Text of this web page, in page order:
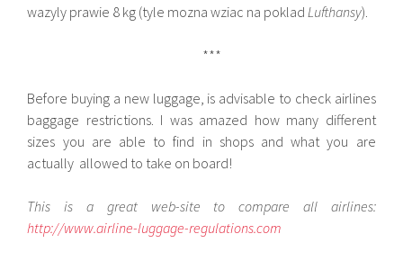
wazyly prawie 8 kg (tyle mozna wziac na pokladLufthansy).
***
Before buying a new luggage, is advisable to check airlines
baggage restrictions. I was amazed how many different
sizes you are able to find in shops and what you are
actually allowed to take on board!
This is a great web-site to compare all airlines:
http://www.airline-luggage-regulations.com